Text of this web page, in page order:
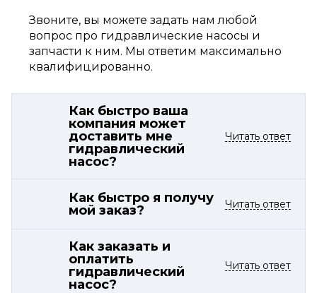
Звоните, вы можете задать нам любой
вопрос про гидравлические насосы и
запчасти к ним. Мы ответим максимально
квалифицированно.
Как быстро ваша
компания может
доставить мне
гидравлический
насос?
Читать ответ
Как быстро я получу
мой заказ?
Читать ответ
Как заказать и
оплатить
гидравлический
насос?
Читать ответ